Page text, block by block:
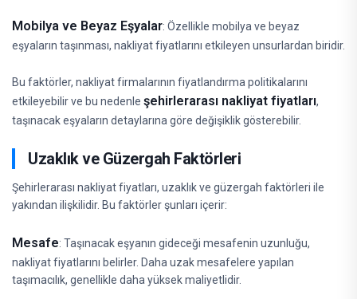
Mobilya ve Beyaz Eşyalar: Özellikle mobilya ve beyaz
eşyaların taşınması, nakliyat fiyatlarını etkileyen unsurlardan biridir.
Bu faktörler, nakliyat firmalarının fiyatlandırma politikalarını
etkileyebilir ve bu nedenle şehirlerarası nakliyat fiyatları,
taşınacak eşyaların detaylarına göre değişiklik gösterebilir.
Uzaklık ve Güzergah Faktörleri
Şehirlerarası nakliyat fiyatları, uzaklık ve güzergah faktörleri ile
yakından ilişkilidir. Bu faktörler şunları içerir:
Mesafe: Taşınacak eşyanın gideceği mesafenin uzunluğu,
nakliyat fiyatlarını belirler. Daha uzak mesafelere yapılan
taşımacılık, genellikle daha yüksek maliyetlidir.